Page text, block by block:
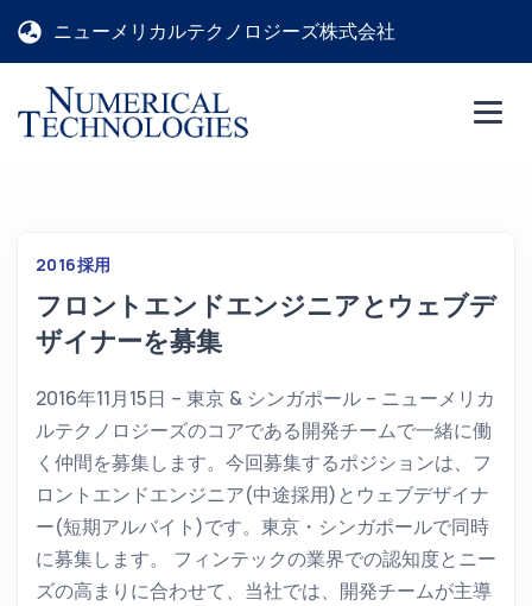
ニューメリカルテクノロジーズ株式会社
2016採用
フロントエンドエンジニアとウェブデ
ザイナーを募集
2016年11月15日 – 東京 & シンガポール – ニューメリカ
ルテクノロジーズのコアである開発チームで一緒に働
く仲間を募集します。今回募集するポジションは、フ
ロントエンドエンジニア(中途採用)とウェブデザイナ
ー(短期アルバイト)です。東京・シンガポールで同時
に募集します。 フィンテックの業界での認知度とニー
ズの高まりに合わせて、当社では、開発チームが主導